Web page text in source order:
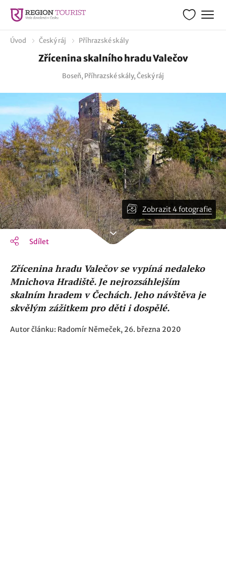
Úvod Český ráj Příhrazské skály
Zřícenina skalního hradu Valečov
Boseň, Příhrazské skály, Český ráj
Zobrazit 4 fotografie
Sdílet
Zřícenina hradu Valečov se vypíná nedaleko
Mnichova Hradiště. Je nejrozsáhlejším
skalním hradem v Čechách. Jeho návštěva je
skvělým zážitkem pro děti i dospělé.
Autor článku: Radomír Němeček, 26. března 2020